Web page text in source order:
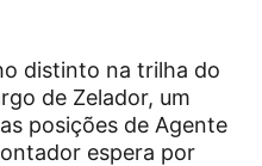
distinto na trilha do
de Zelador, um
posições de Agente
espera por